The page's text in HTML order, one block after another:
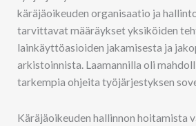
käräjäoikeuden organisaatio ja
tarvittavat määräykset yksiköiden
lainkäyttöasioiden jakamisesta ja
arkistoinnista. Laamannilla oli
tarkempia ohjeita työjärjestyksen
Käräjäoikeuden hallinnon hoitamista